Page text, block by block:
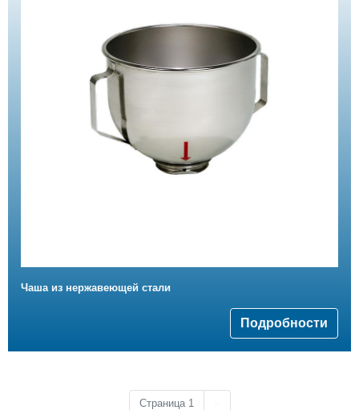
Чаша из нержавеющей стали
Подробности
Страница 1